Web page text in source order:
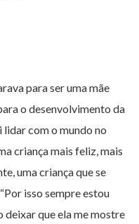
para ser uma mãe
o desenvolvimento da
lidar com o mundo no
criança mais feliz, mais
uma criança que se
isso sempre estou
deixar que ela me mostre